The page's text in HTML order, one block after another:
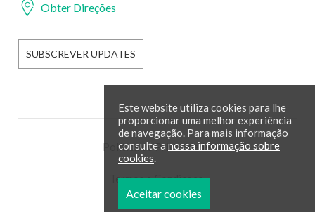
Obter Direções
SUBSCREVER UPDATES
Política de Privacidade
Termos e Condições
Este website utiliza cookies para lhe
proporcionar uma melhor experiência
de navegação. Para mais informação
consulte a nossa informação sobre
cookies.
Aceitar cookies